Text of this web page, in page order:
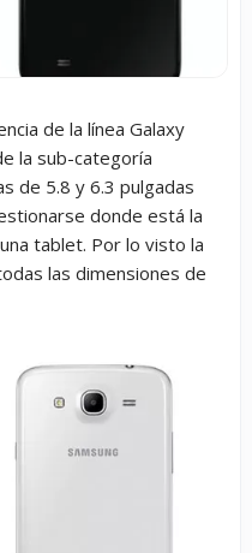
de la línea Galaxy
la sub-categoría
de 5.8 y 6.3 pulgadas
donde está la
tablet. Por lo visto la
las dimensiones de